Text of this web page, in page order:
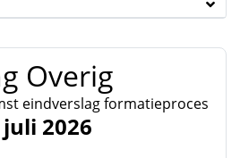
Overig
eindverslag formatieproces
2026